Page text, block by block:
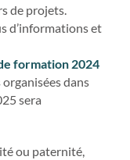
de projets.
d’informations et
formation 2024
dans
sera
ou paternité,